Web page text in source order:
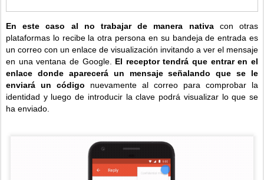
En este caso al no trabajar de manera nativacon otras
plataformas lo recibe la otra persona en su bandeja de entrada es
un correo con un enlace de visualización invitando a ver el mensaje
en una ventana de Google.
El receptor tendrá que entrar en el
enlace donde aparecerá un mensaje señalando que se le
enviará un código nuevamente al correo para comprobar la
identidad y luego de introducir la clave podrá visualizar lo que se
ha enviado.